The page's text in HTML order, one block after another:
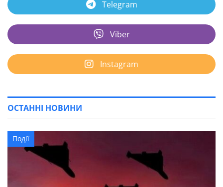
Telegram
Viber
Instagram
ОСТАННІ НОВИНИ
Події